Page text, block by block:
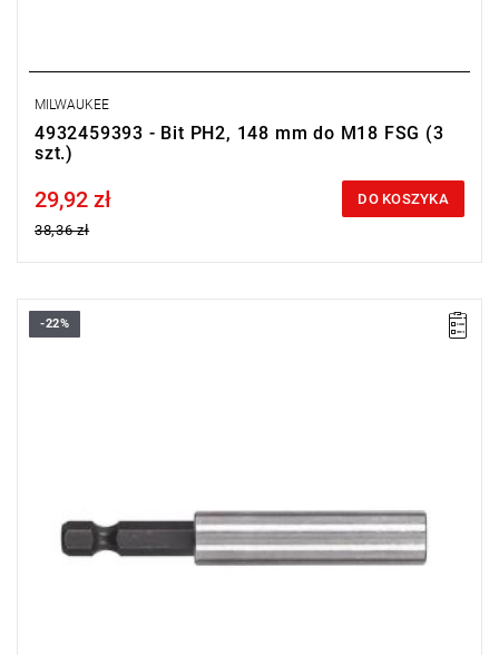
MILWAUKEE
4932459393 - Bit PH2, 148 mm do M18 FSG (3
szt.)
Price tax included
29,92 zł
38,36 zł
DO KOSZYKA
• Ilość w opakowaniu: 1
-22%